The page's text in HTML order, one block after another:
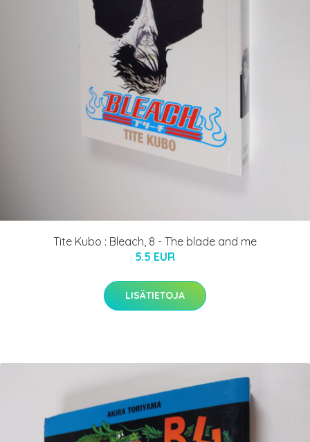
Tite Kubo : Bleach, 8 - The blade and me
5.5 EUR
LISÄTIETOJA